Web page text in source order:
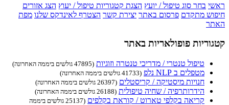
ראשי בחר סוג טיפול / יועץ הצגת קטגוריות טיפול / יעוץ הצג אזורים
חיפוש מתקדם פרסום באתר יצירת קשר הצטרף לאינדקס שלנו מפת
האתר
קטגוריות פופולאריות באתר
טיפול טנטרי / מדריכי טנטרה וזוגיות (47895 גולשים ביממה האחרונה)
מטפלים ב NLP נלפ (41733 גולשים ביממה האחרונה)
חנויות מיסטיקה / קריסטלים (26397 גולשים ביממה האחרונה)
הידרותרפיה / שחיה טיפולית (26188 גולשים ביממה האחרונה)
קריאה בקלפי טארוט / קוראת בקלפים
(25137 גולשים ביממה